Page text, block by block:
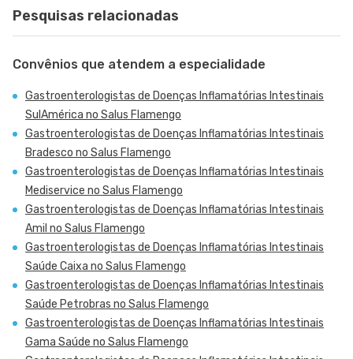
Pesquisas relacionadas
Convênios que atendem a especialidade
Gastroenterologistas de Doenças Inflamatórias Intestinais
SulAmérica no Salus Flamengo
Gastroenterologistas de Doenças Inflamatórias Intestinais
Bradesco no Salus Flamengo
Gastroenterologistas de Doenças Inflamatórias Intestinais
Mediservice no Salus Flamengo
Gastroenterologistas de Doenças Inflamatórias Intestinais
Amil no Salus Flamengo
Gastroenterologistas de Doenças Inflamatórias Intestinais
Saúde Caixa no Salus Flamengo
Gastroenterologistas de Doenças Inflamatórias Intestinais
Saúde Petrobras no Salus Flamengo
Gastroenterologistas de Doenças Inflamatórias Intestinais
Gama Saúde no Salus Flamengo